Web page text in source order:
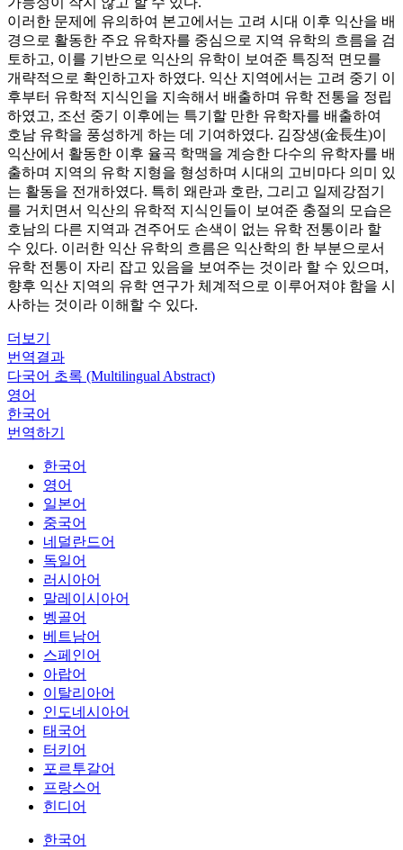
이러한 문제에 유의하여 본고에서는 고려 시대 이후 익산을 배
경으로 활동한 주요 유학자를 중심으로 지역 유학의 흐름을 검
토하고, 이를 기반으로 익산의 유학이 보여준 특징적 면모를
개략적으로 확인하고자 하였다. 익산 지역에서는 고려 중기 이
후부터 유학적 지식인을 지속해서 배출하며 유학 전통을 정립
하였고, 조선 중기 이후에는 특기할 만한 유학자를 배출하여
호남 유학을 풍성하게 하는 데 기여하였다. 김장생(金長生)이
익산에서 활동한 이후 율곡 학맥을 계승한 다수의 유학자를 배
출하며 지역의 유학 지형을 형성하며 시대의 고비마다 의미 있
는 활동을 전개하였다. 특히 왜란과 호란, 그리고 일제강점기
를 거치면서 익산의 유학적 지식인들이 보여준 충절의 모습은
호남의 다른 지역과 견주어도 손색이 없는 유학 전통이라 할
수 있다. 이러한 익산 유학의 흐름은 익산학의 한 부분으로서
유학 전통이 자리 잡고 있음을 보여주는 것이라 할 수 있으며,
향후 익산 지역의 유학 연구가 체계적으로 이루어져야 함을 시
사하는 것이라 이해할 수 있다.
더보기
번역결과
다국어 초록 (Multilingual Abstract)
영어
한국어
번역하기
한국어
영어
일본어
중국어
네덜란드어
독일어
러시아어
말레이시아어
벵골어
베트남어
스페인어
아랍어
이탈리아어
인도네시아어
태국어
터키어
포르투갈어
프랑스어
힌디어
한국어